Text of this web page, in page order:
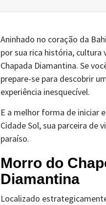
Aninhado no coração da
por sua rica história, cultura
Chapada Diamantina. Se
prepare-se para descobrir
experiência inesquecível.
E a melhor forma de iniciar
Cidade Sol, sua parceira de
paraíso.
Morro do
Diamantina
Localizado